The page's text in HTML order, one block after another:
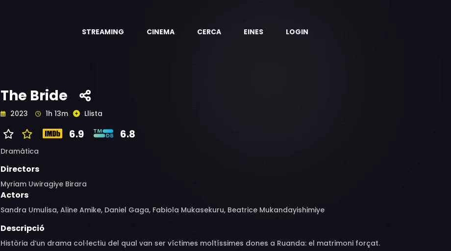
STREAMING CINEMA CERCA EINES LOGIN
The Bride
2023 1h 13m Llista
6.9 6.8
Dramàtica
Directors
Myriam Uwiragiye Birara
Actors
Sandra Umulisa, Aline Amike, Daniel Gaga, Fabiola Mukasekuru, Beatrice Mukandayishimiye
Descripció
Història d’un drama col·lectiu del qual van ser víctimes moltíssimes dones a Ruanda: el matrimoni forçat.